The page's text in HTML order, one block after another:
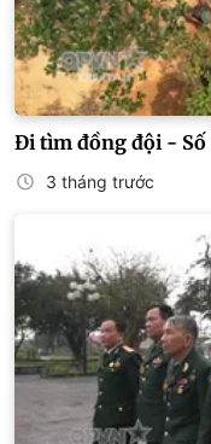
Đi tìm đồng đội - Số
3 tháng trước